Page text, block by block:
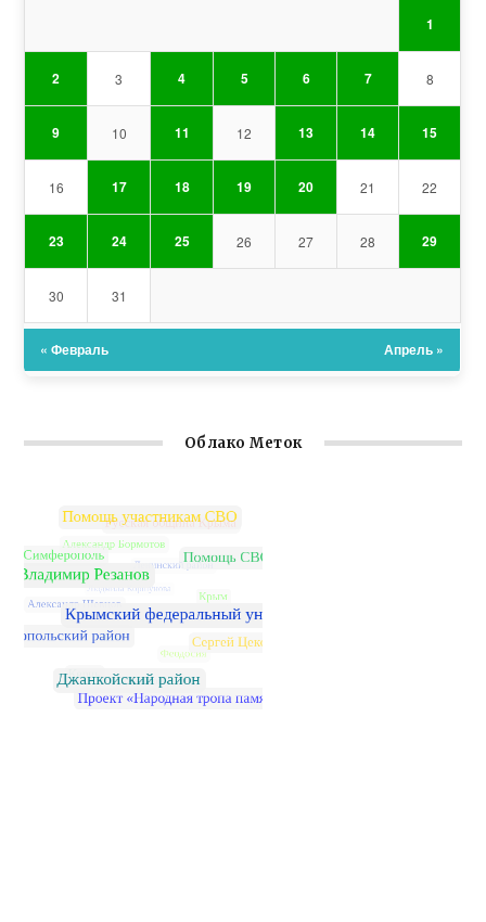
1
2 3 4 5 6 7 8
9 10 11 12 13 14 15
16 17 18 19 20 21 22
23 24 25 26 27 28 29
30 31
« Февраль Апрель »
Облако Меток